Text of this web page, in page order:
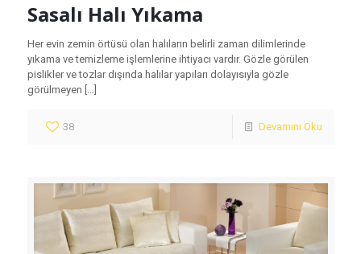
Sasalı Halı Yıkama
Her evin zemin örtüsü olan halıların belirli zaman dilimlerinde
yıkama ve temizleme işlemlerine ihtiyacı vardır. Gözle görülen
pislikler ve tozlar dışında halılar yapıları dolayısıyla gözle
görülmeyen […]
38 Devamını Oku